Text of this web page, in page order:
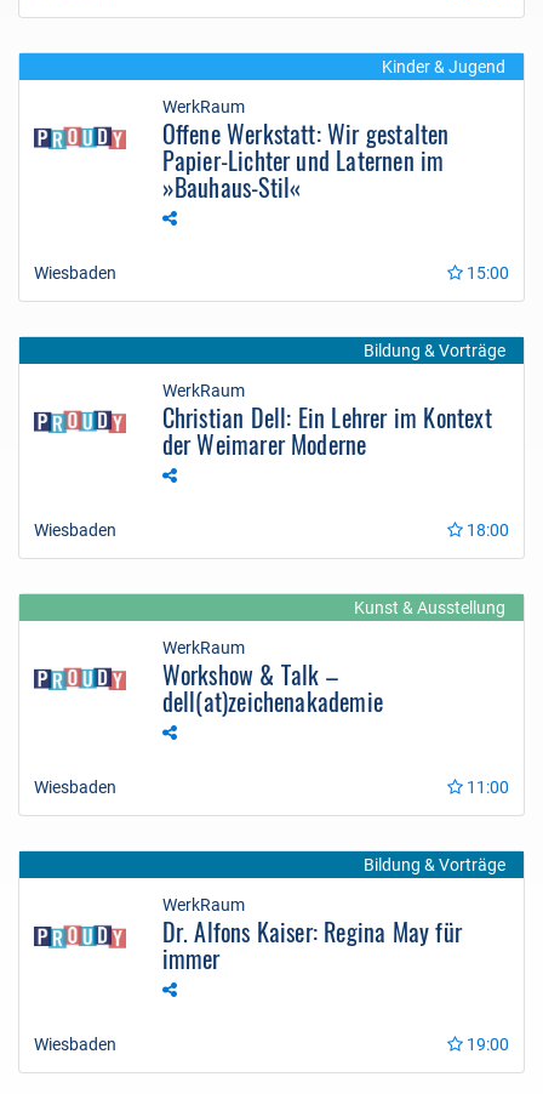
Kinder & Jugend
WerkRaum
Offene Werkstatt: Wir gestalten
Papier-Lichter und Laternen im
»Bauhaus-Stil«
Wiesbaden 15:00
Bildung & Vorträge
WerkRaum
Christian Dell: Ein Lehrer im Kontext
der Weimarer Moderne
Wiesbaden 18:00
Kunst & Ausstellung
WerkRaum
Workshow & Talk –
dell(at)zeichenakademie
Wiesbaden 11:00
Bildung & Vorträge
WerkRaum
Dr. Alfons Kaiser: Regina May für
immer
Wiesbaden 19:00